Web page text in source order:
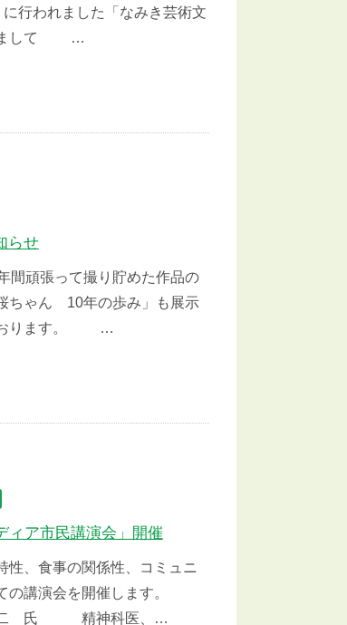
われました「なみき芸術文
きまして …
らせ
間頑張って撮り貯めた作品の
ちゃん 10年の歩み」も展示
おります。 …
ィア市民講演会」開催
性、食事の関係性、コミュニ
講演会を開催します。
精神科医、…